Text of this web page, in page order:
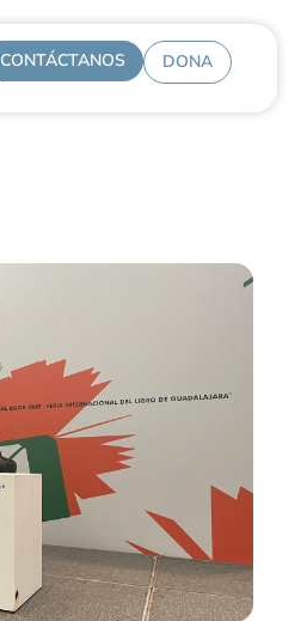
CONTÁCTANOS DONA